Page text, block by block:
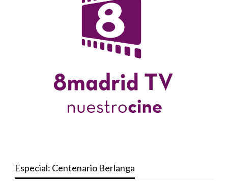
Especial: Centenario Berlanga